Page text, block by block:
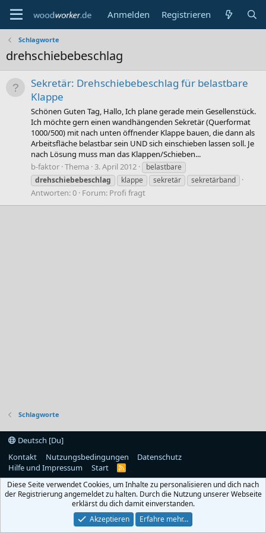
Anmelden Registrieren
Schlagworte
drehschiebebeschlag
Sekretär: Drehschiebebeschlag für belastbare
Klappe
Schönen Guten Tag, Hallo, Ich plane gerade mein Gesellenstück.
Ich möchte gern einen wandhängenden Sekretär (Querformat
1000/500) mit nach unten öffnender Klappe bauen, die dann als
Arbeitsfläche belastbar sein UND sich einschieben lassen soll. Je
nach Lösung muss man das Klappen/Schieben...
b-faktor Thema 3. April 2012
belastbare
drehschiebebeschlag
klappe sekretär sekretärband
Antworten: 0 Forum: Profi fragt
Schlagworte
Deutsch [Du]
Kontakt
Nutzungsbedingungen
Datenschutz
Hilfe und Impressum
Start
R
S
Diese Seite verwendet Cookies, um Inhalte zu personalisieren und dich nach
der Registrierung angemeldet zu halten. Durch die Nutzung unserer Webseite
erklärst du dich damit einverstanden.
Akzeptieren
Erfahre mehr…